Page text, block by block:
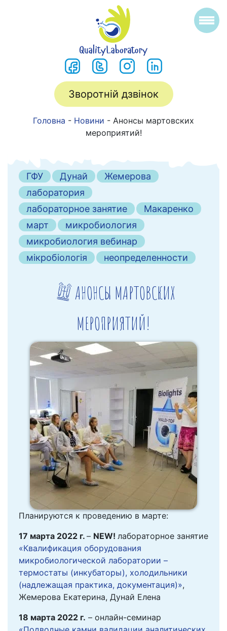
Зворотній дзвінок
Головна - Новини - Анонсы мартовских
мероприятий!
ГФУ Дунай
Жемерова
лаборатория
лабораторное занятие
Макаренко
март
микробиология
микробиология вебинар
мікробіологія
неопределенности
АНОНСЫ МАРТОВСКИХ
МЕРОПРИЯТИЙ!
Планируются к проведению в марте:
17 марта 2022 г. – NEW! лабораторное занятие
«Квалификация оборудования
микробиологической лаборатории –
термостаты (инкубаторы), холодильники
(надлежащая практика, документация)»,
Жемерова Екатерина, Дунай Елена
18 марта 2022 г. – онлайн-семинар